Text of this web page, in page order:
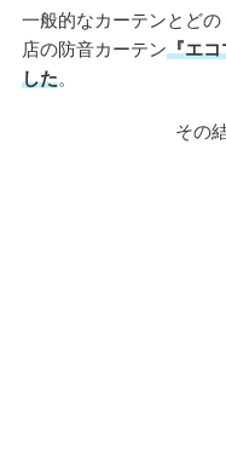
一般的なカーテンとど
店の防音カーテン『エコ
した。
その